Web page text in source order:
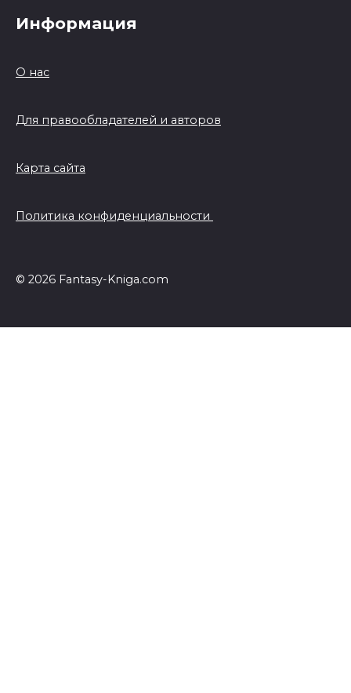
Информация
О нас
Для правообладателей и авторов
Карта сайта
Политика конфиденциальности
© 2026 Fantasy-Kniga.com